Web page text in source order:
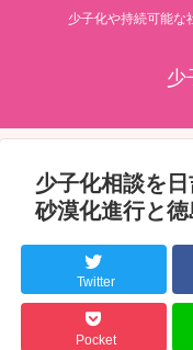
少子化や持続可能な
少
少子化相談を
砂漠化進行と
Twitter
Pocket